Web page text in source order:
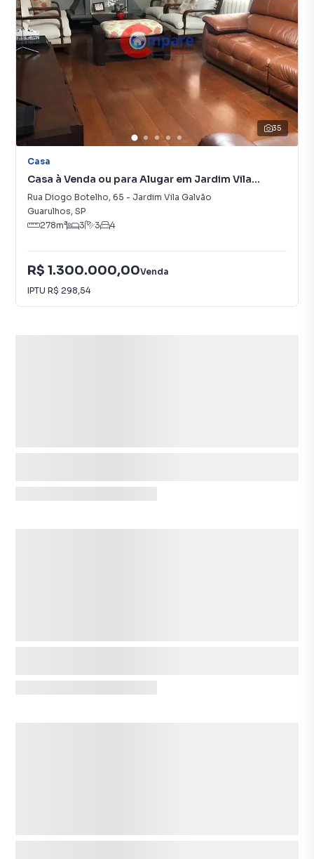
35
Casa
Casa à Venda ou para Alugar em Jardim Vila
Galvão
Rua Diogo Botelho, 65 - Jardim Vila Galvão
Guarulhos, SP
278m² 3 3 4
R$ 1.300.000,00Venda
IPTU R$ 298,54